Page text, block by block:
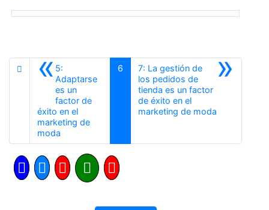
«5:
Adaptarse
es un
factor de
éxito en el
marketing de
moda
6 »
7: La gestión de
los pedidos de
tienda es un factor
de éxito en el
marketing de moda